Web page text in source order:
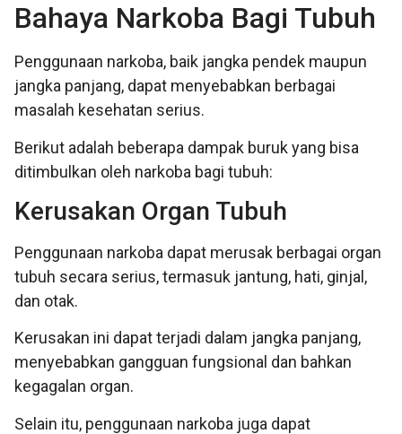
Bahaya Narkoba Bagi Tubuh
Penggunaan narkoba, baik jangka pendek maupun
jangka panjang, dapat menyebabkan berbagai
masalah kesehatan serius.
Berikut adalah beberapa dampak buruk yang bisa
ditimbulkan oleh narkoba bagi tubuh:
Kerusakan Organ Tubuh
Penggunaan narkoba dapat merusak berbagai organ
tubuh secara serius, termasuk jantung, hati, ginjal,
dan otak.
Kerusakan ini dapat terjadi dalam jangka panjang,
menyebabkan gangguan fungsional dan bahkan
kegagalan organ.
Selain itu, penggunaan narkoba juga dapat